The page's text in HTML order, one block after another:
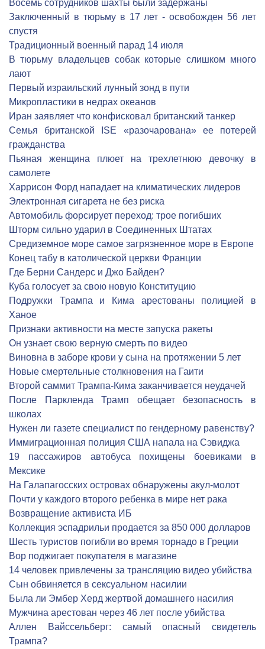
Восемь сотрудников шахты были задержаны
Заключенный в тюрьму в 17 лет - освобожден 56 лет
спустя
Традиционный военный парад 14 июля
В тюрьму владельцев собак которые слишком много
лают
Первый израильский лунный зонд в пути
Микропластики в недрах океанов
Иран заявляет что конфисковал британский танкер
Семья британской ISE «разочарована» ее потерей
гражданства
Пьяная женщина плюет на трехлетнюю девочку в
самолете
Харрисон Форд нападает на климатических лидеров
Электронная сигарета не без риска
Автомобиль форсирует переход: трое погибших
Шторм сильно ударил в Соединенных Штатах
Средиземное море самое загрязненное море в Европе
Конец табу в католической церкви Франции
Где Берни Сандерс и Джо Байден?
Куба голосует за свою новую Конституцию
Подружки Трампа и Кима арестованы полицией в
Ханое
Признаки активности на месте запуска ракеты
Он узнает свою верную смерть по видео
Виновна в заборе крови у сына на протяжении 5 лет
Новые смертельные столкновения на Гаити
Второй саммит Трампа-Кима заканчивается неудачей
После Паркленда Трамп обещает безопасность в
школах
Нужен ли газете специалист по гендерному равенству?
Иммиграционная полиция США напала на Сэвиджа
19 пассажиров автобуса похищены боевиками в
Мексике
На Галапагосских островах обнаружены акул-молот
Почти у каждого второго ребенка в мире нет рака
Возвращение активиста ИБ
Коллекция эспадрильи продается за 850 000 долларов
Шесть туристов погибли во время торнадо в Греции
Вор поджигает покупателя в магазине
14 человек привлечены за трансляцию видео убийства
Сын обвиняется в сексуальном насилии
Была ли Эмбер Херд жертвой домашнего насилия
Мужчина арестован через 46 лет после убийства
Аллен Вайссельберг: самый опасный свидетель
Трампа?